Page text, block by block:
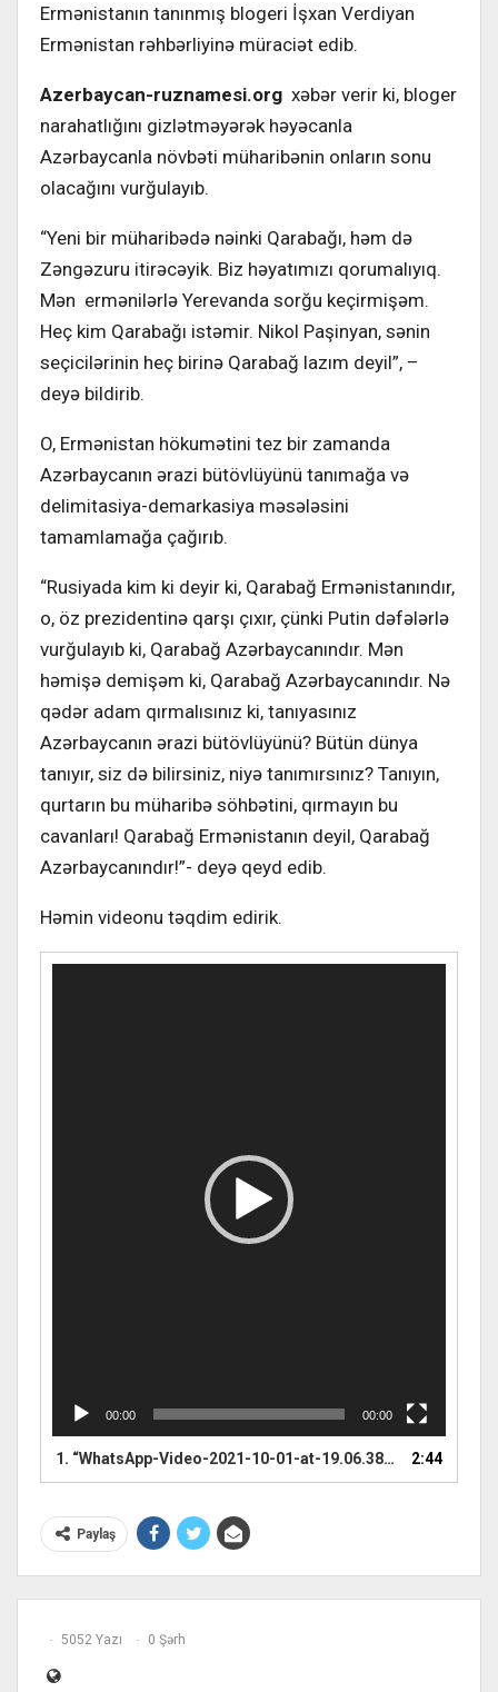
Ermənistanın tanınmış blogeri İşxan Verdiyan
Ermənistan rəhbərliyinə müraciət edib.
Azerbaycan-ruznamesi.org xəbər verir ki, bloger
narahatlığını gizlətməyərək həyəcanla
Azərbaycanla növbəti müharibənin onların sonu
olacağını vurğulayıb.
“Yeni bir müharibədə nəinki Qarabağı, həm də
Zəngəzuru itirəcəyik. Biz həyatımızı qorumalıyıq.
Mən ermənilərlə Yerevanda sorğu keçirmişəm.
Heç kim Qarabağı istəmir. Nikol Paşinyan, sənin
seçicilərinin heç birinə Qarabağ lazım deyil”, –
deyə bildirib.
O, Ermənistan hökumətini tez bir zamanda
Azərbaycanın ərazi bütövlüyünü tanımağa və
delimitasiya-demarkasiya məsələsini
tamamlamağa çağırıb.
“Rusiyada kim ki deyir ki, Qarabağ Ermənistanındır,
o, öz prezidentinə qarşı çıxır, çünki Putin dəfələrlə
vurğulayıb ki, Qarabağ Azərbaycanındır. Mən
həmişə demişəm ki, Qarabağ Azərbaycanındır. Nə
qədər adam qırmalısınız ki, tanıyasınız
Azərbaycanın ərazi bütövlüyünü? Bütün dünya
tanıyır, siz də bilirsiniz, niyə tanımırsınız? Tanıyın,
qurtarın bu müharibə söhbətini, qırmayın bu
cavanları! Qarabağ Ermənistanın deyil, Qarabağ
Azərbaycanındır!”- deyə qeyd edib.
Həmin videonu təqdim edirik.
00:00 00:00
1. “WhatsApp-Video-2021-10-01-at-19.06.38(1)” 2:44
Paylaş
5052 Yazı 0 Şərh